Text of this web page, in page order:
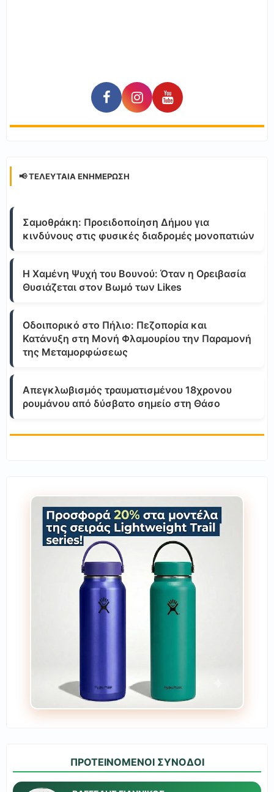
📢 ΤΕΛΕΥΤΑΊΑ ΕΝΗΜΈΡΩΣΗ
Σαμοθράκη: Προειδοποίηση Δήμου για
κινδύνους στις φυσικές διαδρομές μονοπατιών
Η Χαμένη Ψυχή του Βουνού: Όταν η Ορειβασία
Θυσιάζεται στον Βωμό των Likes
Οδοιπορικό στο Πήλιο: Πεζοπορία και
Κατάνυξη στη Μονή Φλαμουρίου την Παραμονή
της Μεταμορφώσεως
Απεγκλωβισμός τραυματισμένου 18χρονου
ρουμάνου από δύσβατο σημείο στη Θάσο
ΠΡΟΤΕΙΝΟΜΕΝΟΙ ΣΥΝΟΔΟΙ